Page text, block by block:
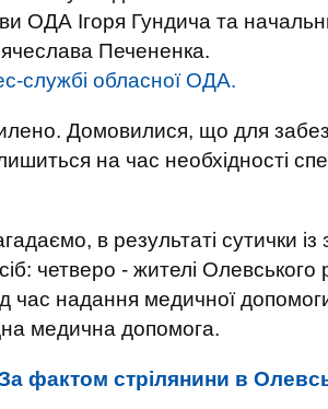
ОДА Ігоря Гундича та
Печененка.
службі обласної ОДА.
Домовилися, що для
на час необхідності
в результаті сутички
четверо - жителі
час надання медичної
медична допомога.
фактом стрілянини в